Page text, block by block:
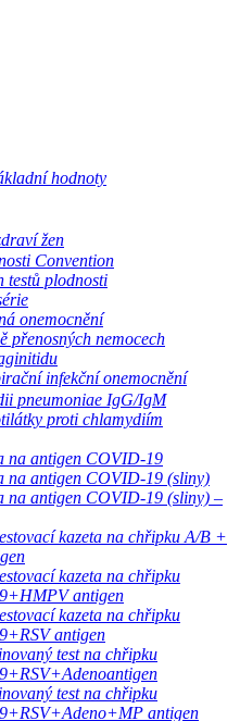
hodnoty
žen
Convention
testů plodnosti
onemocnění
přenosných nemocech
infekční onemocnění
pneumoniae IgG/IgM
proti chlamydiím
na antigen COVID-19
na antigen COVID-19 (sliny)
na antigen COVID-19 (sliny) –
kazeta na chřipku A/B +
kazeta na chřipku
antigen
kazeta na chřipku
antigen
test na chřipku
test na chřipku
antigen